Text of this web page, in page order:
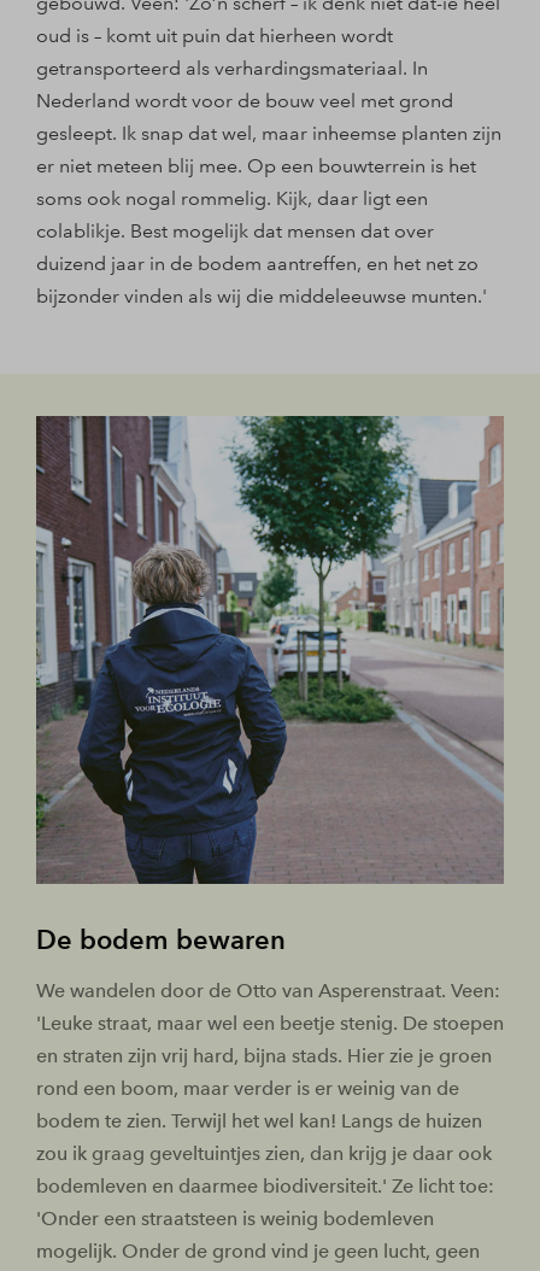
oud is – komt uit puin dat hierheen wordt
getransporteerd als verhardingsmateriaal. In
Nederland wordt voor de bouw veel met grond
gesleept. Ik snap dat wel, maar inheemse planten zijn
er niet meteen blij mee. Op een bouwterrein is het
soms ook nogal rommelig. Kijk, daar ligt een
colablikje. Best mogelijk dat mensen dat over
duizend jaar in de bodem aantreffen, en het net zo
bijzonder vinden als wij die middeleeuwse munten.'
De bodem bewaren
We wandelen door de Otto van Asperenstraat. Veen:
'Leuke straat, maar wel een beetje stenig. De stoepen
en straten zijn vrij hard, bijna stads. Hier zie je groen
rond een boom, maar verder is er weinig van de
bodem te zien. Terwijl het wel kan! Langs de huizen
zou ik graag geveltuintjes zien, dan krijg je daar ook
bodemleven en daarmee biodiversiteit.' Ze licht toe:
'Onder een straatsteen is weinig bodemleven
mogelijk. Onder de grond vind je geen lucht, geen